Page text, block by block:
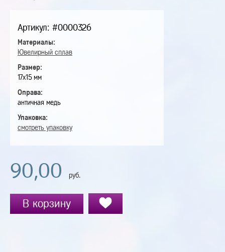
Артикул: #0000326
Материалы:
Ювелирный сплав
Размер:
17х15 мм
Оправа:
античная медь
Упаковка:
смотреть упаковку
90,00 руб.
В корзину